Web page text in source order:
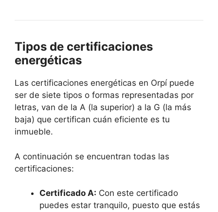
Tipos de certificaciones
energéticas
Las certificaciones energéticas en Orpí puede
ser de siete tipos o formas representadas por
letras, van de la A (la superior) a la G (la más
baja) que certifican cuán eficiente es tu
inmueble.
A continuación se encuentran todas las
certificaciones:
Certificado A: Con este certificado
puedes estar tranquilo, puesto que estás